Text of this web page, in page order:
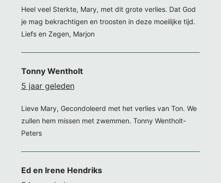
Heel veel Sterkte, Mary, met dit grote verlies. Dat God
je mag bekrachtigen en troosten in deze moeilijke tijd.
Liefs en Zegen, Marjon
Tonny Wentholt
5 jaar geleden
Lieve Mary, Gecondoleerd met het verlies van Ton. We
zullen hem missen met zwemmen. Tonny Wentholt-
Peters
Ed en Irene Hendriks